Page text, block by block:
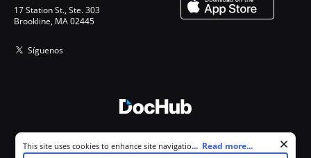
17 Station St., Ste. 303
Brookline, MA 02445
Síguenos
Todos los derechos reservados.
Cookie consent notice
This site uses cookies to enhance site navigation and personalize
... Read more...